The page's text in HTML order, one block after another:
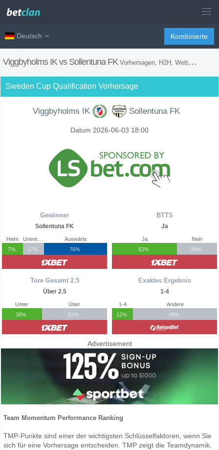
Deutsch Kombinierte
Viggbyholms IK vs Sollentuna FK Vorhersagen, H2H, Wetten Tipps und Spiel Vorschau
Sweden Cup Qualification Vorhersage
Viggbyholms IK Sollentuna FK
Datum 2026-06-03 18:00
Gewinner
Sollentuna FK
Heim
7%
17%
Auswärts
76%
Tore Gesamt 2.5
Über 2.5
Unter
38%
Über
62%
BTTS
Ja
Ja
62%
Nein
38%
Exaktes Ergebnis
1-4
1-4
12%
Andere
88%
Advertisement
Team Momentum Performance Ranking
TMP-Punkte sind einer der wichtigsten Schlüsselfaktoren, wenn Sie
sich für eine Vorhersage entscheiden. TMP zeigt die Teamdynamik,